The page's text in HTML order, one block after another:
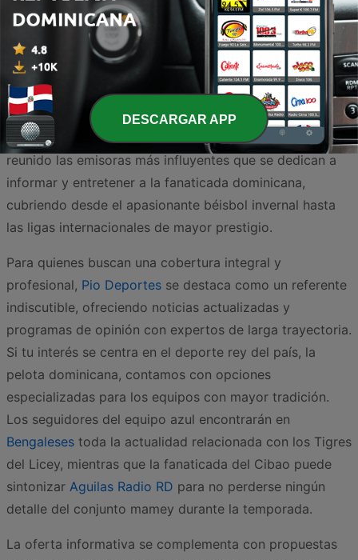
La pasión por el deporte en la República Dominicana es
una fuerza cultural que une a toda la nación, y la radio
sigue siendo el canal predilecto para seguir cada jugada,
análisis y debate en tiempo real. En este espacio, hemos
reunido las emisoras más influyentes que se dedican a
informar y entretener a la fanaticada dominicana,
cubriendo desde el apasionante béisbol invernal hasta
las ligas internacionales de mayor prestigio.
Para quienes buscan una cobertura integral y
profesional, Pio Deportes se destaca como un referente
indiscutible, ofreciendo noticias actualizadas y
programas de opinión con expertos de larga trayectoria.
Si tu interés se centra en el deporte rey del país, la
pelota dominicana, contamos con opciones
especializadas para los equipos con mayor tradición.
Los seguidores del equipo azul encontrarán en
Bengaleses toda la actualidad relacionada con los Tigres
del Licey, mientras que la fanaticada del Cibao puede
sintonizar Aguilas Radio RD para no perderse ningún
detalle del conjunto mamey durante la temporada.
La oferta informativa se complementa con propuestas
DESCARGAR APP